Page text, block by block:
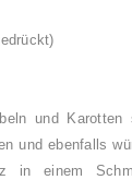
und Karotten
und ebenfalls
in einem